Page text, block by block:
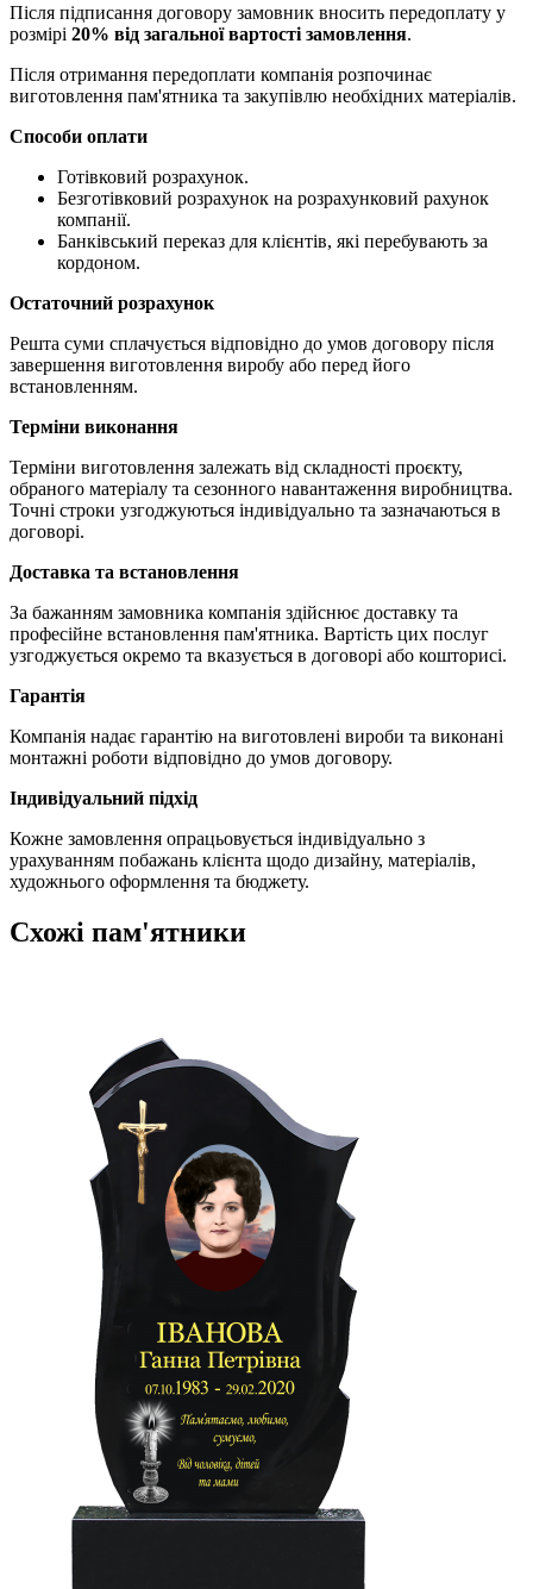
Після підписання договору замовник вносить передоплату у
розмірі 20% від загальної вартості замовлення.
Після отримання передоплати компанія розпочинає
виготовлення пам'ятника та закупівлю необхідних матеріалів.
Способи оплати
Готівковий розрахунок.
Безготівковий розрахунок на розрахунковий рахунок
компанії.
Банківський переказ для клієнтів, які перебувають за
кордоном.
Остаточний розрахунок
Решта суми сплачується відповідно до умов договору після
завершення виготовлення виробу або перед його
встановленням.
Терміни виконання
Терміни виготовлення залежать від складності проєкту,
обраного матеріалу та сезонного навантаження виробництва.
Точні строки узгоджуються індивідуально та зазначаються в
договорі.
Доставка та встановлення
За бажанням замовника компанія здійснює доставку та
професійне встановлення пам'ятника. Вартість цих послуг
узгоджується окремо та вказується в договорі або кошторисі.
Гарантія
Компанія надає гарантію на виготовлені вироби та виконані
монтажні роботи відповідно до умов договору.
Індивідуальний підхід
Кожне замовлення опрацьовується індивідуально з
урахуванням побажань клієнта щодо дизайну, матеріалів,
художнього оформлення та бюджету.
Схожі пам'ятники